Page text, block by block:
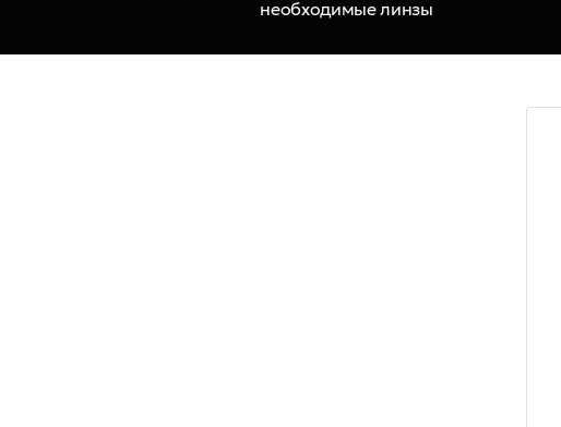
необходимые линзы